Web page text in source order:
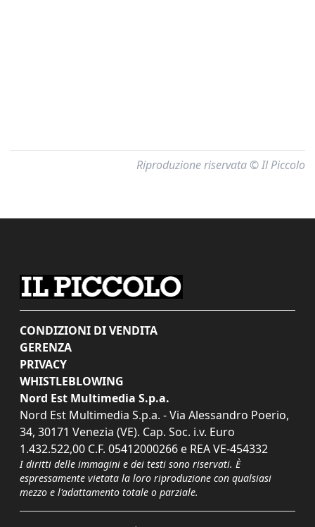
Riproduzione riservata © Il Piccolo
CONDIZIONI DI VENDITA
GERENZA
PRIVACY
WHISTLEBLOWING
Nord Est Multimedia S.p.a.
Nord Est Multimedia S.p.a. - Via Alessandro Poerio,
34, 30171 Venezia (VE). Cap. Soc. i.v. Euro
1.432.522,00 C.F. 05412000266 e REA VE-454332
I diritti delle immagini e dei testi sono riservati. È
espressamente vietata la loro riproduzione con qualsiasi
mezzo e l'adattamento totale o parziale.